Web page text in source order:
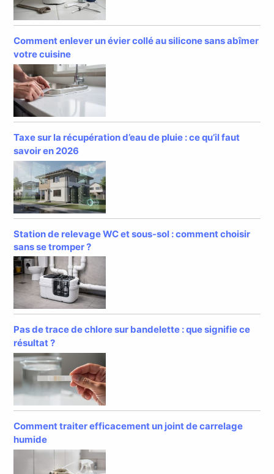
Comment enlever un évier collé au silicone sans abîmer
votre cuisine
Taxe sur la récupération d’eau de pluie : ce qu’il faut
savoir en 2026
Station de relevage WC et sous-sol : comment choisir
sans se tromper ?
Pas de trace de chlore sur bandelette : que signifie ce
résultat ?
Comment traiter efficacement un joint de carrelage
humide